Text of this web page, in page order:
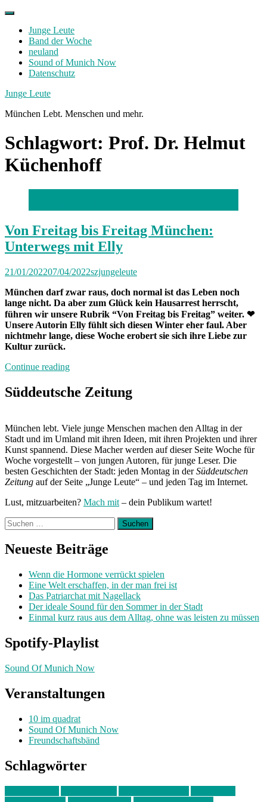
Skip
contentJunge Leute
Band der Woche
neuland
Sound of Munich Now
Datenschutz
Facebook
Twitter
Instagram
Junge Leute
München Lebt. Menschen und mehr.
Schlagwort: Prof. Dr. Helmut
Küchenhoff
Von Freitag bis Freitag München:
Unterwegs mit Elly
21/01/202207/04/2022szjungeleute
München darf zwar raus, doch normal ist das Leben noch
lange nicht. Da aber zum Glück kein Hausarrest herrscht,
führen wir unsere Rubrik “Von Freitag bis Freitag” weiter. ❤
Unsere Autorin Elly fühlt sich diesen Winter eher faul. Aber
nichtmehr lange, diese Woche erobert sie sich ihre Liebe zur
Kultur zurück.
Continue reading„Von
bis
Freitag
mit
Elly“
Süddeutsche Zeitung
München lebt. Viele junge Menschen machen den Alltag in der
Stadt und im Umland mit ihren Ideen, mit ihren Projekten und ihrer
Kunst spannend. Diese Macher werden auf dieser Seite Woche für
Woche vorgestellt – von jungen Autoren, für junge Leser. Die
besten Geschichten der Stadt: jeden Montag in derSüddeutschen
Zeitung auf der Seite „Junge Leute“ – und jeden Tag im Internet.
Lust, mitzuarbeiten? Mach mit – dein Publikum wartet!
Suchen
nach:
Neueste Beiträge
Wenn die Hormone verrückt spielen
Eine Welt erschaffen, in der man frei ist
Das Patriarchat mit Nagellack
Der ideale Sound für den Sommer in der Stadt
Einmal kurz raus aus dem Alltag, ohne was leisten zu müssen
Spotify-Playlist
Sound Of Munich Now
Veranstaltungen
10 im quadrat
Sound Of Munich Now
Freundschaftsbänd
Schlagwörter